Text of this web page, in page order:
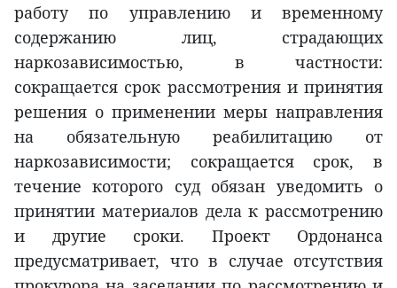
работу по управлению и временному
содержанию лиц, страдающих
наркозависимостью, в частности:
сокращается срок рассмотрения и принятия
решения о применении меры направления
на обязательную реабилитацию от
наркозависимости; сокращается срок, в
течение которого суд обязан уведомить о
принятии материалов дела к рассмотрению
и другие сроки. Проект Ордонанса
предусматривает, что в случае отсутствия